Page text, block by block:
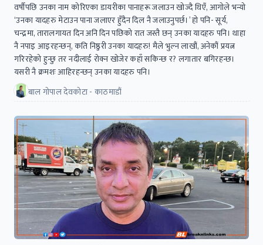
वर्षौंपछि उनका नाम कोरिएका डायरीका पानाहरू जलाउन खोज्दै थिएँ, आगोले भन्यो
‘उनका यादहरु मेटाउन पाना जलाएर हुँदैन दिल नै जलाउनुपर्छ।’ हो पनि- सूर्य,
चन्द्रमा, तारालगायत दिन अनि दिन पछिको रात जस्तै छन् उनका यादहरु पनि। थाहा
नै नपाइ आइरहन्छन्, कति निष्ठुरी उनका यादहरु! मैले भुल्न लाखौं, अनेकौं प्रयत्न
गरिरहेको हुन्छु तर नदीलाई रोक्न खोजेर कहाँ सकिन्छ र? लगातार बगिरहन्छ।
यसरी नै क्रमशः आहिरहन्छन् उनका यादहरु पनि।
बाल गोपाल देवकोटा - काठमाडौं